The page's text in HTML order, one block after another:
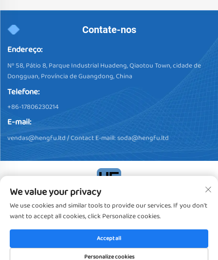
Contate-nos
Endereço:
Nº 58, Pátio 8, Parque Industrial Huadeng, Qiaotou Town, cidade de
Dongguan, Província de Guangdong, China
Telefone:
+86-17806230214
E-mail:
vendas@hengfu.ltd/ Contact E-maill:soda@hengfu.ltd
Direitos Autorais © 2024, Dongguan Hengfu Plastic Products Co.,
Ltd. Todos os Direitos ReservadosPolítica de privacidade
We value your privacy
We use cookies and similar tools to provide our services. If you don't
want to accept all cookies, click Personalize cookies.
Personalize cookies
Accept all